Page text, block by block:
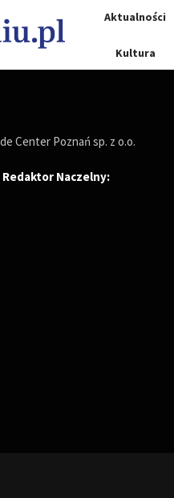
Aktualności
Kultura
Center Poznań sp. z o.o.
Redaktor Naczelny: